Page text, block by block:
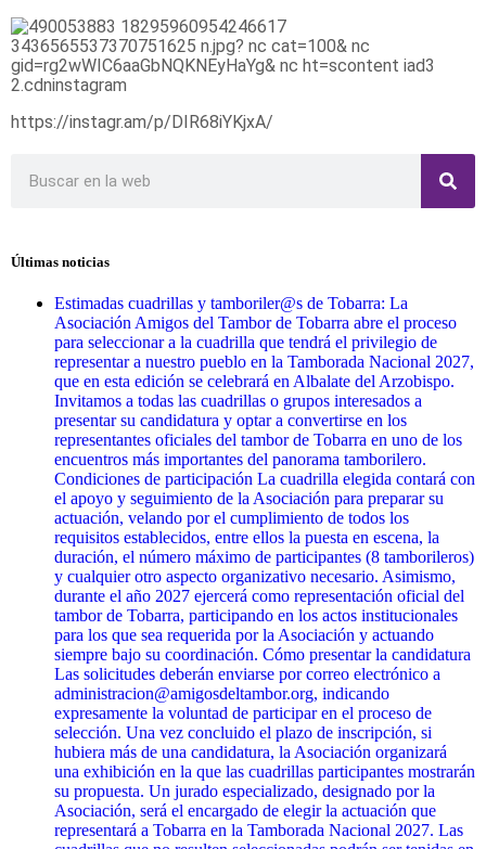
https://instagr.am/p/DIR68iYKjxA/
Últimas noticias
Estimadas cuadrillas y tamboriler@s de Tobarra: La
Asociación Amigos del Tambor de Tobarra abre el proceso
para seleccionar a la cuadrilla que tendrá el privilegio de
representar a nuestro pueblo en la Tamborada Nacional 2027,
que en esta edición se celebrará en Albalate del Arzobispo.
Invitamos a todas las cuadrillas o grupos interesados a
presentar su candidatura y optar a convertirse en los
representantes oficiales del tambor de Tobarra en uno de los
encuentros más importantes del panorama tamborilero.
Condiciones de participación La cuadrilla elegida contará con
el apoyo y seguimiento de la Asociación para preparar su
actuación, velando por el cumplimiento de todos los
requisitos establecidos, entre ellos la puesta en escena, la
duración, el número máximo de participantes (8 tamborileros)
y cualquier otro aspecto organizativo necesario. Asimismo,
durante el año 2027 ejercerá como representación oficial del
tambor de Tobarra, participando en los actos institucionales
para los que sea requerida por la Asociación y actuando
siempre bajo su coordinación. Cómo presentar la candidatura
Las solicitudes deberán enviarse por correo electrónico a
administracion@amigosdeltambor.org, indicando
expresamente la voluntad de participar en el proceso de
selección. Una vez concluido el plazo de inscripción, si
hubiera más de una candidatura, la Asociación organizará
una exhibición en la que las cuadrillas participantes mostrarán
su propuesta. Un jurado especializado, designado por la
Asociación, será el encargado de elegir la actuación que
representará a Tobarra en la Tamborada Nacional 2027. Las